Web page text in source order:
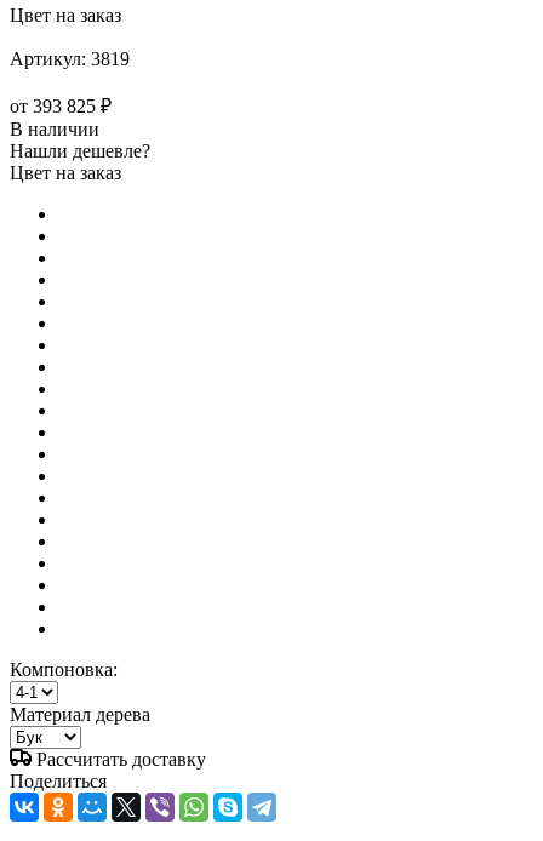
Цвет на заказ
Артикул: 3819
от 393 825 ₽
В наличии
Нашли дешевле?
Цвет на заказ
Компоновка:
Материал дерева
Рассчитать доставку
Поделиться